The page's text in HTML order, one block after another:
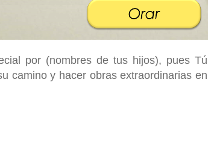
por (nombres de tus hijos), pues Tú
camino y hacer obras extraordinarias en